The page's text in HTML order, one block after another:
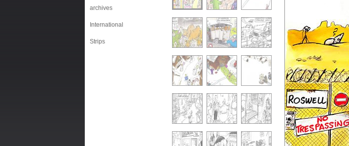
archives
International
Strips